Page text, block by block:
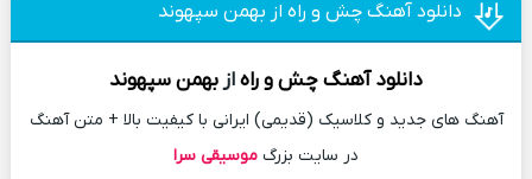
دانلود آهنگ چش و راه از بهمن سپهوند
دانلود آهنگچش و راهازبهمن سپهوند
آهنگ های جدید و کلاسیک (قدیمی) ایرانی با کیفیت بالا + متن آهنگ
در سایت بزرگ موسیقی سرا